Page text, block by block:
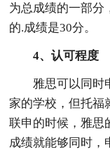
为总成绩的一部分
的.成绩是30分。
4、认可程度
雅思可以同时
家的学校，但托福
联申的时候，雅思
成绩就能够同时，